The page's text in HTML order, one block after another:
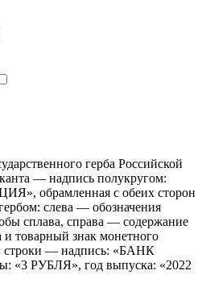
герба Российской
— надпись полукругом:
обрамленная с обеих сторон
слева — обозначения
сплава, справа — содержание
и товарный знак монетного
строки — надпись: «БАНК
«3 РУБЛЯ», год выпуска: «2022